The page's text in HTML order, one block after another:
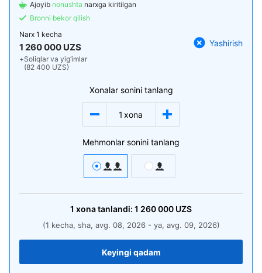
Ajoyib nonushta narxga kiritilgan
Bronni bekor qilish
Narx 1 kecha
1 260 000 UZS
+Soliqlar va yig‘imlar
(82 400 UZS)
Yashirish
Xonalar sonini tanlang
1 xona
Mehmonlar sonini tanlang
1 xonatanlandi: 1 260 000 UZS
(1 kecha, sha, avg. 08, 2026 - ya, avg. 09, 2026)
Keyingi qadam